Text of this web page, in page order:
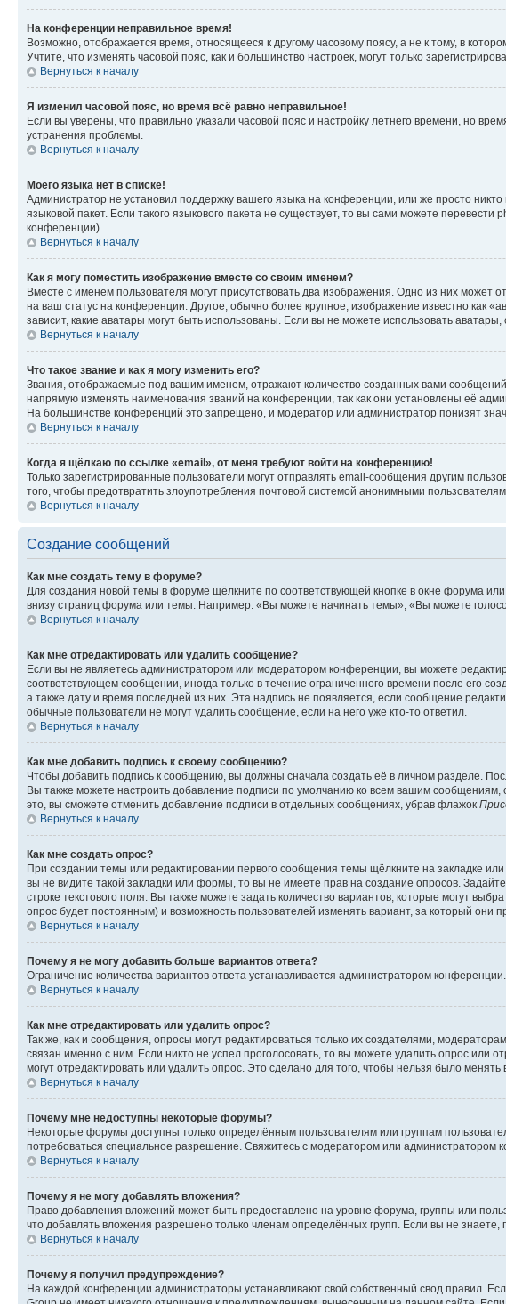
На конференции неправильное время!
Возможно, отображается время, относящееся к другому часовому поясу, а не к тому, в
Учтите, что изменять часовой пояс, как и большинство настроек, могут только
Вернуться к началу
Я изменил часовой пояс, но время всё равно неправильное!
Если вы уверены, что правильно указали часовой пояс и настройку летнего времени, но
устранения проблемы.
Вернуться к началу
Моего языка нет в списке!
Администратор не установил поддержку вашего языка на конференции, или же просто
языковой пакет. Если такого языкового пакета не существует, то вы сами можете
конференции).
Вернуться к началу
Как я могу поместить изображение вместе со своим именем?
Вместе с именем пользователя могут присутствовать два изображения. Одно из них может
на ваш статус на конференции. Другое, обычно более крупное, изображение известно как
зависит, какие аватары могут быть использованы. Если вы не можете использовать
Вернуться к началу
Что такое звание и как я могу изменить его?
Звания, отображаемые под вашим именем, отражают количество созданных вами
напрямую изменять наименования званий на конференции, так как они установлены её
На большинстве конференций это запрещено, и модератор или администратор понизят
Вернуться к началу
Когда я щёлкаю по ссылке «email», от меня требуют войти на конференцию!
Только зарегистрированные пользователи могут отправлять email-сообщения другим
того, чтобы предотвратить злоупотребления почтовой системой анонимными
Вернуться к началу
Создание сообщений
Как мне создать тему в форуме?
Для создания новой темы в форуме щёлкните по соответствующей кнопке в окне форума
внизу страниц форума или темы. Например: «Вы можете начинать темы», «Вы можете
Вернуться к началу
Как мне отредактировать или удалить сообщение?
Если вы не являетесь администратором или модератором конференции, вы можете
соответствующем сообщении, иногда только в течение ограниченного времени после его
а также дату и время последней из них. Эта надпись не появляется, если сообщение
обычные пользователи не могут удалить сообщение, если на него уже кто-то ответил.
Вернуться к началу
Как мне добавить подпись к своему сообщению?
Чтобы добавить подпись к сообщению, вы должны сначала создать её в личном разделе.
Вы также можете настроить добавление подписи по умолчанию ко всем вашим
это, вы сможете отменить добавление подписи в отдельных сообщениях, убрав флажок
Вернуться к началу
Как мне создать опрос?
При создании темы или редактировании первого сообщения темы щёлкните на закладке
вы не видите такой закладки или формы, то вы не имеете прав на создание опросов.
строке текстового поля. Вы также можете задать количество вариантов, которые могут
опрос будет постоянным) и возможность пользователей изменять вариант, за который они
Вернуться к началу
Почему я не могу добавить больше вариантов ответа?
Ограничение количества вариантов ответа устанавливается администратором
Вернуться к началу
Как мне отредактировать или удалить опрос?
Так же, как и сообщения, опросы могут редактироваться только их создателями,
связан именно с ним. Если никто не успел проголосовать, то вы можете удалить опрос или
могут отредактировать или удалить опрос. Это сделано для того, чтобы нельзя было менять
Вернуться к началу
Почему мне недоступны некоторые форумы?
Некоторые форумы доступны только определённым пользователям или группам
потребоваться специальное разрешение. Свяжитесь с модератором или администратором
Вернуться к началу
Почему я не могу добавлять вложения?
Право добавления вложений может быть предоставлено на уровне форума, группы или
что добавлять вложения разрешено только членам определённых групп. Если вы не
Вернуться к началу
Почему я получил предупреждение?
На каждой конференции администраторы устанавливают свой собственный свод правил.